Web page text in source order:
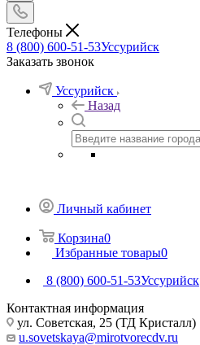
Телефоны
8 (800) 600-51-53Уссурийск
Заказать звонок
Уссурийск
Назад
Личный кабинет
Корзина0
Избранные товары0
8 (800) 600-51-53Уссурийск
Контактная информация
ул. Советская, 25 (ТД Кристалл)
u.sovetskaya@mirotvorecdv.ru